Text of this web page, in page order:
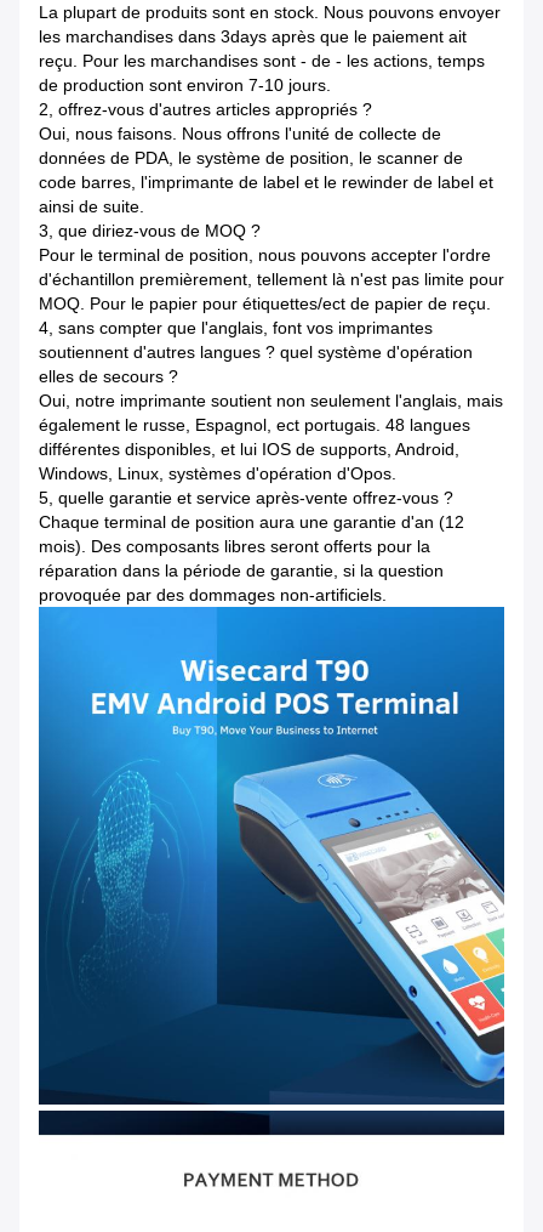
La plupart de produits sont en stock. Nous pouvons envoyer
les marchandises dans 3days après que le paiement ait
reçu. Pour les marchandises sont - de - les actions, temps
de production sont environ 7-10 jours.
2, offrez-vous d'autres articles appropriés ?
Oui, nous faisons. Nous offrons l'unité de collecte de
données de PDA, le système de position, le scanner de
code barres, l'imprimante de label et le rewinder de label et
ainsi de suite.
3, que diriez-vous de MOQ ?
Pour le terminal de position, nous pouvons accepter l'ordre
d'échantillon premièrement, tellement là n'est pas limite pour
MOQ. Pour le papier pour étiquettes/ect de papier de reçu.
4, sans compter que l'anglais, font vos imprimantes
soutiennent d'autres langues ? quel système d'opération
elles de secours ?
Oui, notre imprimante soutient non seulement l'anglais, mais
également le russe, Espagnol, ect portugais. 48 langues
différentes disponibles, et lui IOS de supports, Android,
Windows, Linux, systèmes d'opération d'Opos.
5, quelle garantie et service après-vente offrez-vous ?
Chaque terminal de position aura une garantie d'an (12
mois). Des composants libres seront offerts pour la
réparation dans la période de garantie, si la question
provoquée par des dommages non-artificiels.